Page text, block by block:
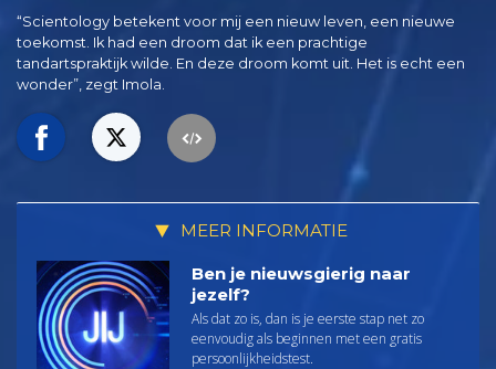
“Scientology betekent voor mij een nieuw leven, een nieuwe
toekomst. Ik had een droom dat ik een prachtige
tandartspraktijk wilde. En deze droom komt uit. Het is echt een
wonder”, zegt Imola.
MEER INFORMATIE
Ben je nieuwsgierig naar
jezelf?
Als dat zo is, dan is je eerste stap net zo
eenvoudig als beginnen met een gratis
persoonlijkheids­test.